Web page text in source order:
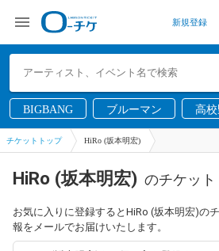
新規登録
BIGBANG ブルーマン 高
チケットトップ HiRo (坂本明宏)
HiRo (坂本明宏) のチケット
お気に入りに登録するとHiRo (坂本明宏)の
報をメールでお届けいたします。